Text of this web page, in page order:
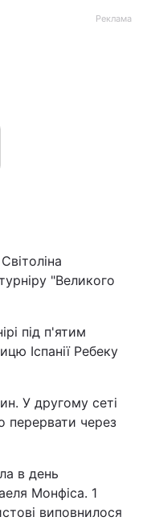
Реклама
"Великого
під п'ятим
Іспанії Ребеку
У другому сеті
перервати через
в день
Монфіса. 1
виповнилося